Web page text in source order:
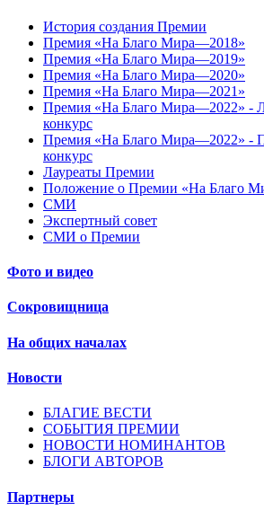
История создания Премии
Премия «На Благо Мира—2018»
Премия «На Благо Мира—2019»
Премия «На Благо Мира—2020»
Премия «На Благо Мира—2021»
Премия «На Благо Мира—2022» -
конкурс
Премия «На Благо Мира—2022» -
конкурс
Лауреаты Премии
Положение о Премии «На Благо
СМИ
Экспертный совет
СМИ о Премии
Фото и видео
Сокровищница
На общих началах
Новости
БЛАГИЕ ВЕСТИ
СОБЫТИЯ ПРЕМИИ
НОВОСТИ НОМИНАНТОВ
БЛОГИ АВТОРОВ
Партнеры